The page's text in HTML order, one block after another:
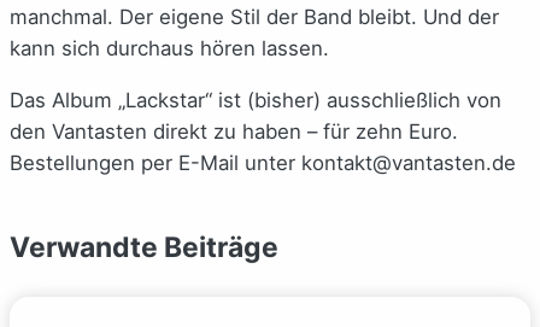
manchmal. Der eigene Stil der Band bleibt. Und der
kann sich durchaus hören lassen.
Das Album „Lackstar“ ist (bisher) ausschließlich von
den Vantasten direkt zu haben – für zehn Euro.
Bestellungen per E-Mail unter kontakt@vantasten.de
Verwandte Beiträge